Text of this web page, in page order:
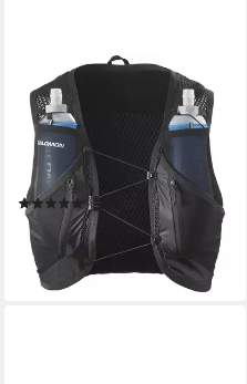
SALOMON
Trinkrucksack ACTIVE SKIN
12, mit Trinksystem inklusive,
Trinksystemvorbereitung bis
5 Liter
(4)
ab 104,99 € UVP 130,00 €
-19%
lieferbar - in 1-2 Werktagen bei dir